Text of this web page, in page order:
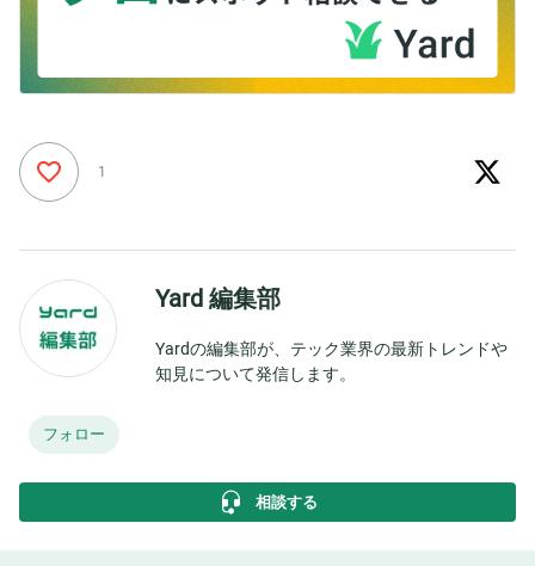
1
Yard 編集部
Yardの編集部が、テック業界の最新トレンドや
知見について発信します。
フォロー
相談する